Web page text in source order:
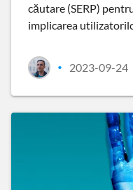
căutare (SERP)
implicarea
• 2023-09-24